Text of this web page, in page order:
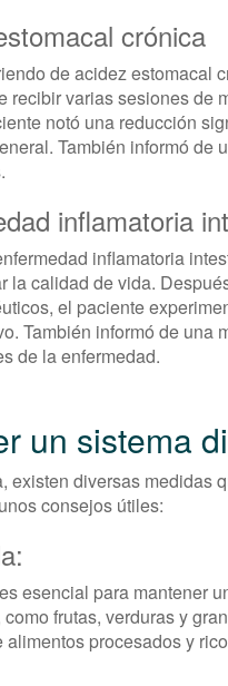
crónica
de acidez estomacal
recibir varias sesiones de
notó una reducción
También informó de
inflamatoria
inflamatoria
la calidad de vida.
el paciente
También informó de una
de la enfermedad.
un sistema
diversas medidas
consejos útiles:
esencial para mantener
frutas, verduras y
procesados y